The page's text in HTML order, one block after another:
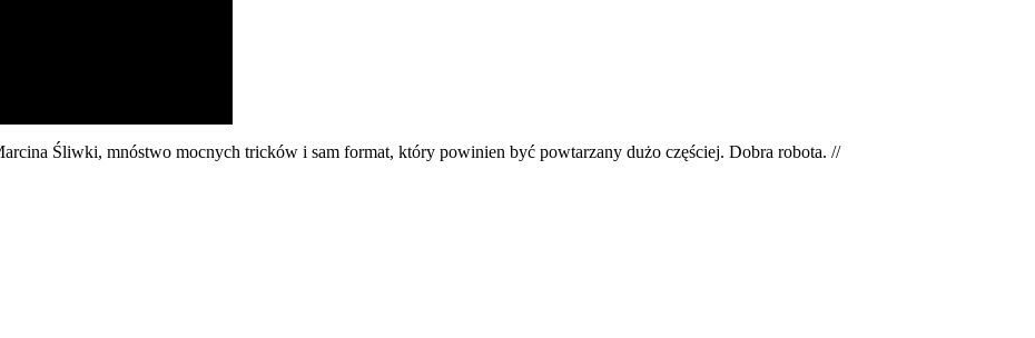
Śliwki, mnóstwo mocnych tricków i sam format, który powinien być powtarzany dużo częściej. Dobra robota. //